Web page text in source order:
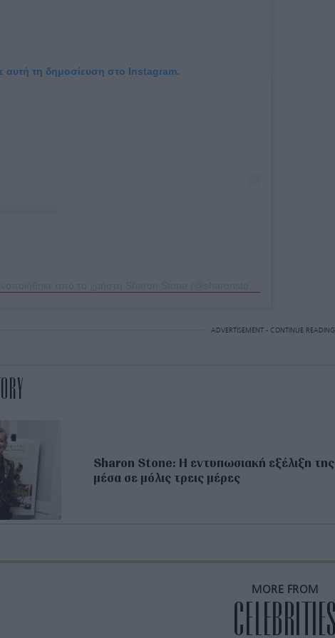
αυτή τη δημοσίευση στο Instagram.
ADVERTISEMENT - CONTINUE
Sharon Stone: Η εντυπωσιακή εξέλιξη
μέσα σε μόλις τρεις μέρες
MORE FROM
CELEBRITIES